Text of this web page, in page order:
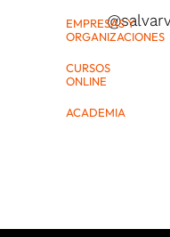
EMPRESAS Y
ORGANIZACIONES
CURSOS
ONLINE
ACADEMIA